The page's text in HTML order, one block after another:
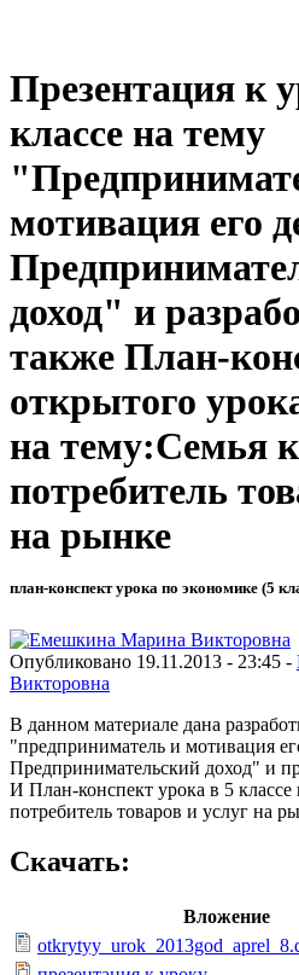
Презентация к
классе на тему
мотивация его
доход" и
также План-
открытого
на тему:Семья
потребитель
на рынке
план-конспект урока по экономике (5
Опубликовано 19.11.2013 - 23:45 -
Викторовна
В данном материале дана
"предприниматель и мотивация
Предпринимательский доход" и
И План-конспект урока в 5
потребитель товаров и услуг на
Скачать:
Вложение